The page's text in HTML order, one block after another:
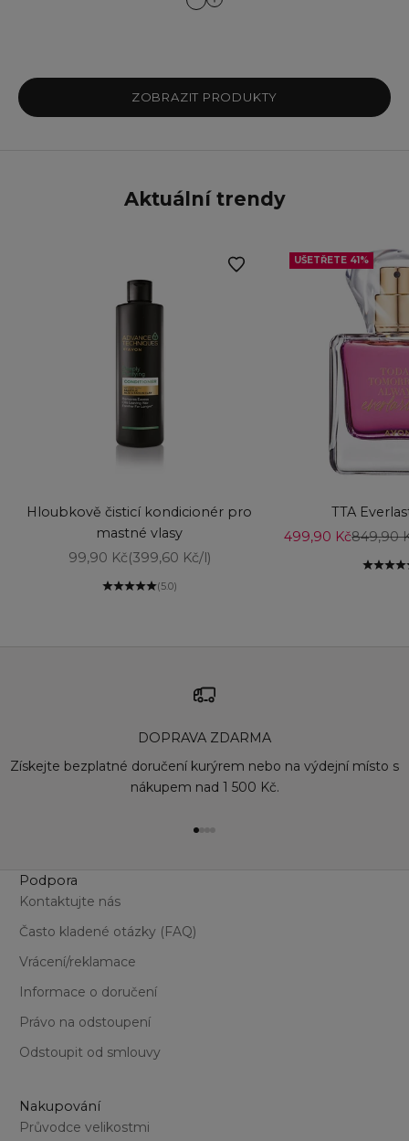
Blackest Black
ZOBRAZIT PRODUKTY
Aktuální trendy
Hloubkově čisticí kondicionér pro
mastné vlasy
Prodejní cena
99,90 Kč(399,60 Kč/l)
(5.0)
UŠETŘETE 41%
TTA
Prodejní cena
499,90 KčBěžná
849,90
DOPRAVA ZDARMA
Získejte bezplatné doručení kurýrem nebo na výdejní místo s
nákupem nad 1 500 Kč.
Přejít na položku 1
Přejít na položku 2
Podpora
Kontaktujte nás
Často kladené otázky (FAQ)
Vrácení/reklamace
Informace o doručení
Právo na odstoupení
Odstoupit od smlouvy
Nakupování
Průvodce velikostmi